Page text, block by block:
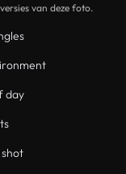
van deze foto.
day